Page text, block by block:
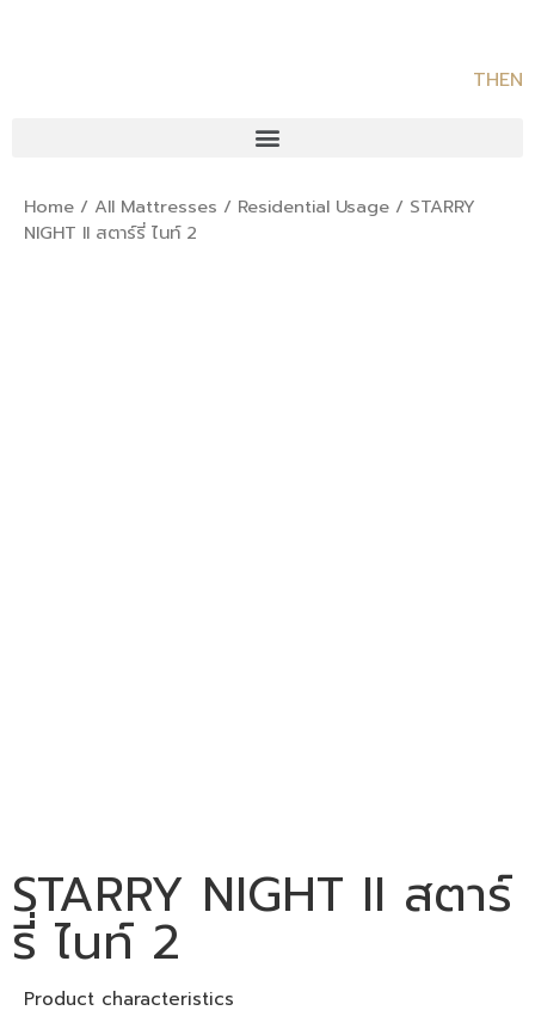
THEN
Home / All Mattresses / Residential Usage / STARRY
NIGHT II สตาร์รี่ ไนท์ 2
STARRY NIGHT II สตาร์
รี่ ไนท์ 2
Product characteristics